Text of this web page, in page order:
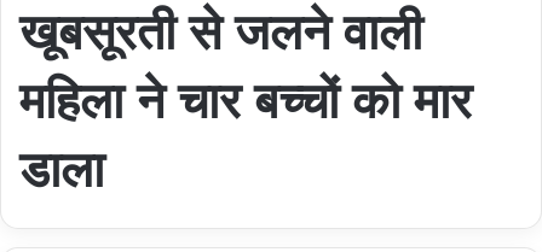
खूबसूरती से जलने वाली
महिला ने चार बच्चों को मार
डाला